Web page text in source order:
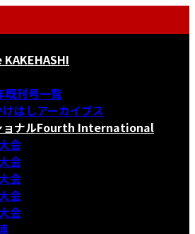
KAKEHASHI
既刊号一覧
はしアーカイブス
ナルFourth International
会
会
会
会
会